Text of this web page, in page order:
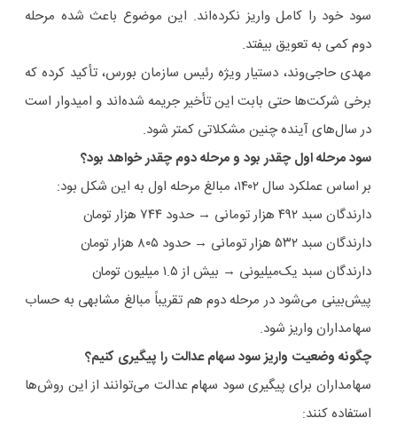
سود خود را کامل واریز نکرده‌اند. این موضوع باعث شده مرحله
دوم کمی به تعویق بیفتد.
مهدی حاجی‌وند، دستیار ویژه رئیس سازمان بورس، تأکید کرده که
برخی شرکت‌ها حتی بابت این تأخیر جریمه شده‌اند و امیدوار است
در سال‌های آینده چنین مشکلاتی کمتر شود.
سود مرحله اول چقدر بود و مرحله دوم چقدر خواهد بود؟
بر اساس عملکرد سال ۱۴۰۲، مبالغ مرحله اول به این شکل بود:
دارندگان سبد ۴۹۲ هزار تومانی → حدود ۷۴۴ هزار تومان
دارندگان سبد ۵۳۲ هزار تومانی → حدود ۸۰۵ هزار تومان
دارندگان سبد یک‌میلیونی → بیش از ۱.۵ میلیون تومان
پیش‌بینی می‌شود در مرحله دوم هم تقریباً مبالغ مشابهی به حساب
سهامداران واریز شود.
چگونه وضعیت واریز سود سهام عدالت را پیگیری کنیم؟
سهامداران برای پیگیری سود سهام عدالت می‌توانند از این روش‌ها
استفاده کنند: